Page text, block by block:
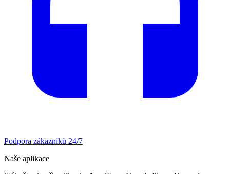
Podpora zákazníků 24/7
Naše aplikace